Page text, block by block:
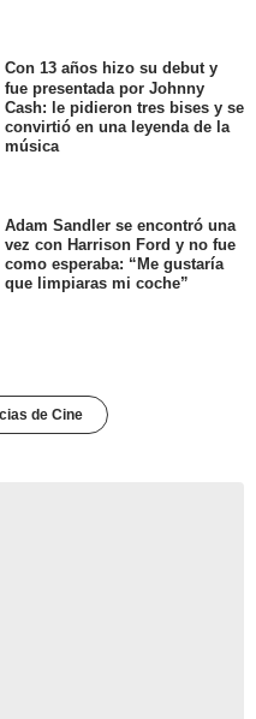
Con 13 años hizo su debut y
fue presentada por Johnny
Cash: le pidieron tres bises y se
convirtió en una leyenda de la
música
Adam Sandler se encontró una
vez con Harrison Ford y no fue
como esperaba: “Me gustaría
que limpiaras mi coche”
de Cine